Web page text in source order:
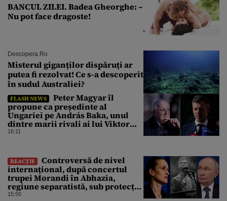
BANCUL ZILEI. Badea Gheorghe: –
Nu pot face dragoste!
Descopera.ro
Misterul giganților dispăruți ar
putea fi rezolvat! Ce s-a descoperit
în sudul Australiei?
FLASH NEWS
Peter Magyar îl
propune ca președinte al
Ungariei pe András Baka, unul
dintre marii rivali ai lui Viktor
Orbán
16:11
REACȚIE
Controversă de nivel
internațional, după concertul
trupei Morandi în Abhazia,
regiune separatistă, sub protecția
Rusiei
15:50